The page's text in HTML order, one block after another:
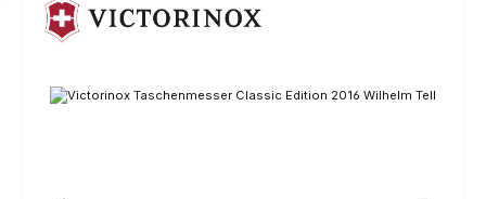
Bildergalerie überspringen